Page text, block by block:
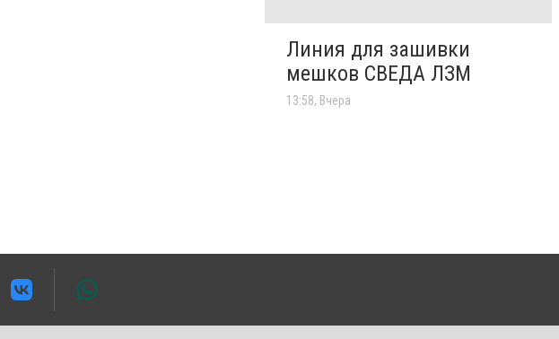
Линия для зашивки
мешков СВЕДА ЛЗМ
13:58, Вчера